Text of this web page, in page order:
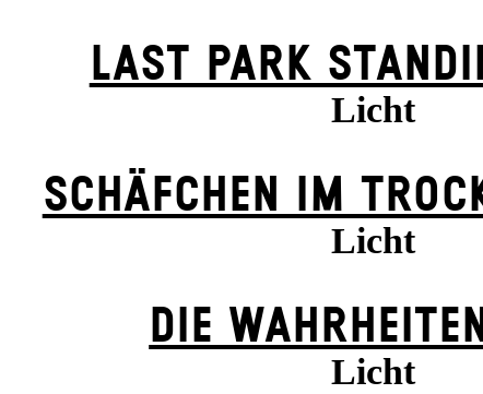
LAST PARK
Licht
SCHÄFCHEN IM
Licht
DIE
Licht